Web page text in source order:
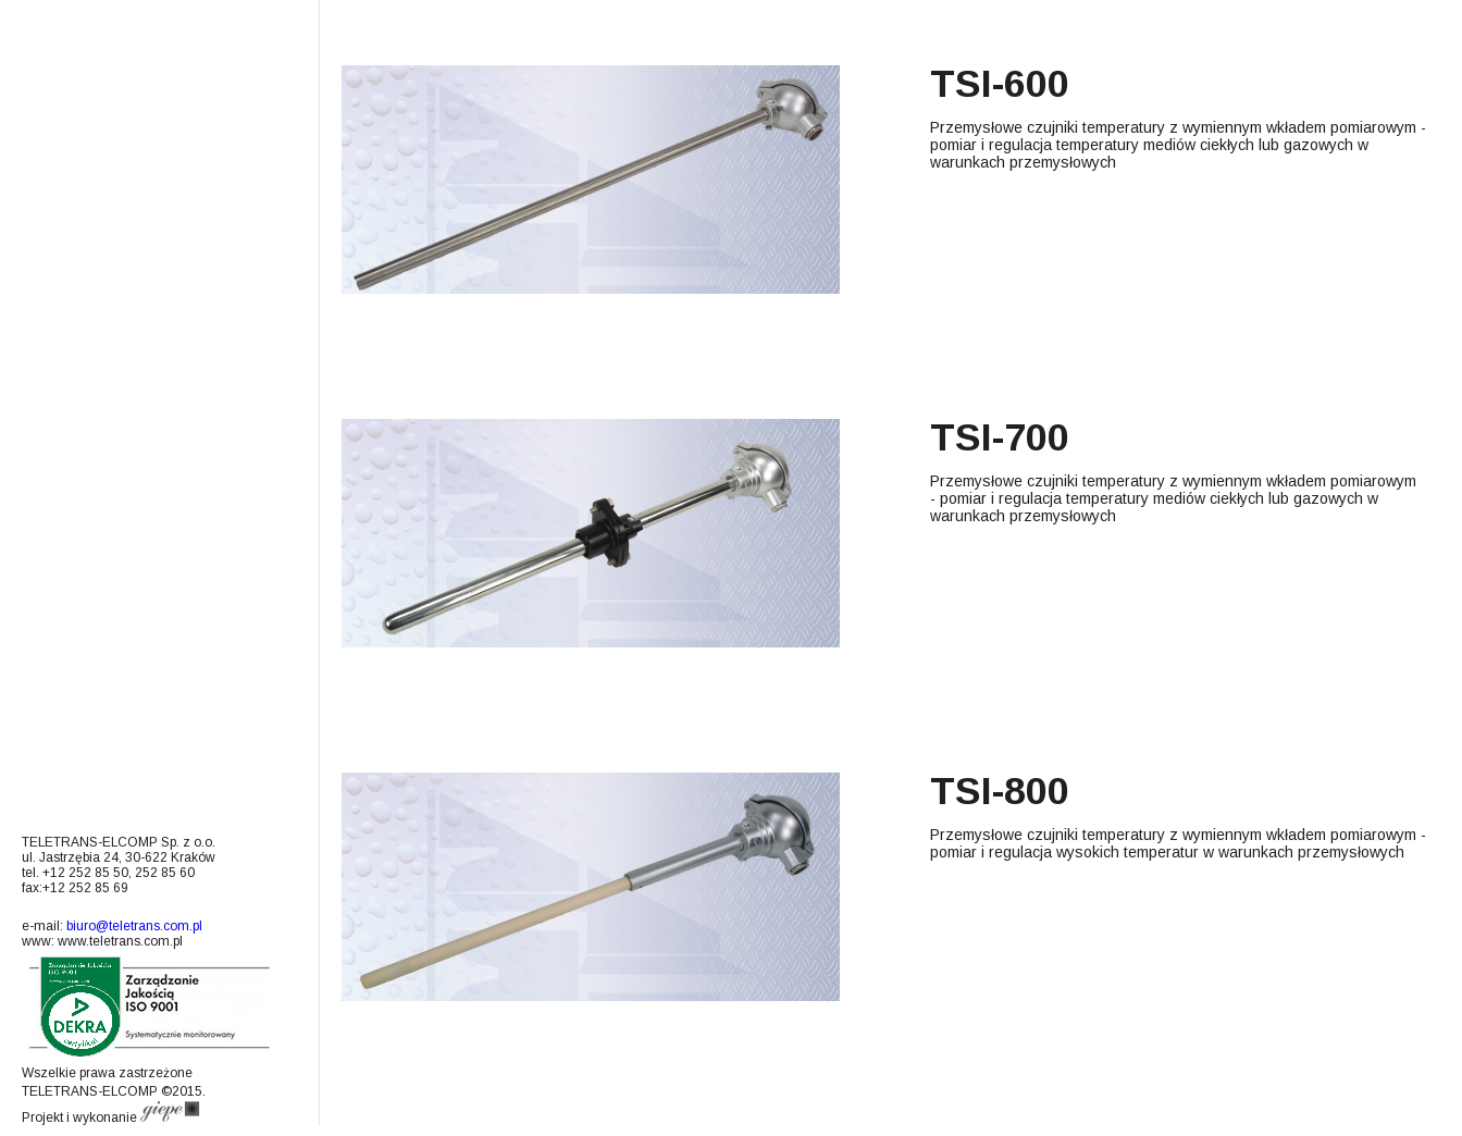
TELETRANS-ELCOMP Sp. z o.o.
ul. Jastrzębia 24, 30-622 Kraków
tel. +12 252 85 50, 252 85 60
fax:+12 252 85 69
e-mail: biuro@teletrans.com.pl
www: www.teletrans.com.pl
Wszelkie prawa zastrzeżone
TELETRANS-ELCOMP ©2015.
Projekt i wykonanie
TSI-600
Przemysłowe czujniki temperatury z wymiennym wkładem pomiarowym -
pomiar i regulacja temperatury mediów ciekłych lub gazowych w
warunkach przemysłowych
TSI-700
Przemysłowe czujniki temperatury z wymiennym wkładem pomiarowym
- pomiar i regulacja temperatury mediów ciekłych lub gazowych w
warunkach przemysłowych
TSI-800
Przemysłowe czujniki temperatury z wymiennym wkładem pomiarowym -
pomiar i regulacja wysokich temperatur w warunkach przemysłowych